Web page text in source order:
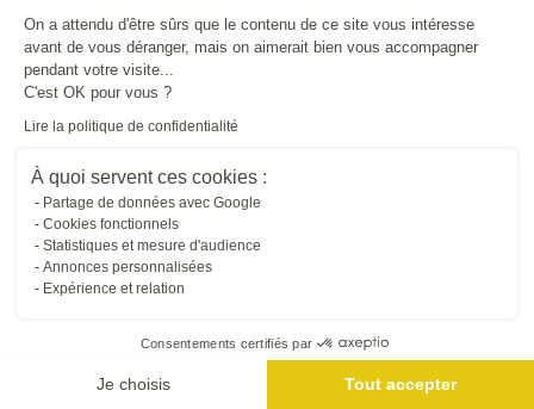
On a attendu d'être sûrs que le contenu de ce site vous intéresse
avant de vous déranger, mais on aimerait bien vous accompagner
pendant votre visite...
C'est OK pour vous ?
Lire la politique de confidentialité
À quoi servent ces cookies :
Partage de données avec Google
Cookies fonctionnels
Statistiques et mesure d'audience
Annonces personnalisées
Expérience et relation
Consentements certifiés par
Je choisis Tout accepter
Sécurité intimité praticité
entourezet
beauté
Trouver une entreprise proche de chez vous